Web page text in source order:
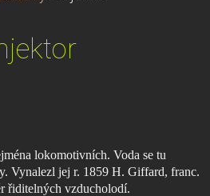
lokomotivních. Voda se tu
Vynalezl jej r. 1859 H. Giffard, franc.
řiditelných vzducholodí.